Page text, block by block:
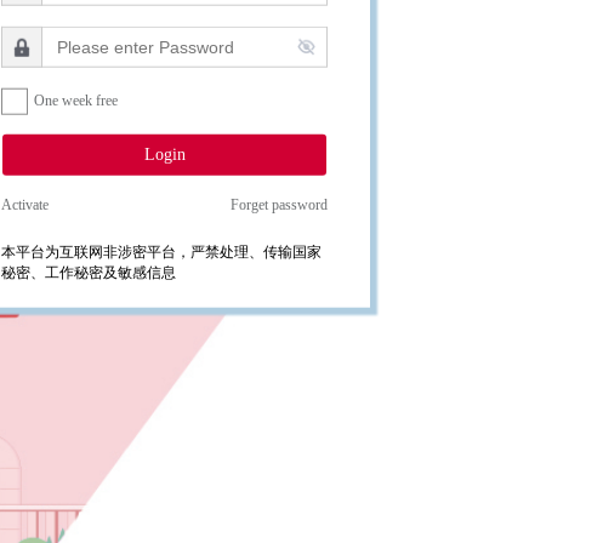
One week free
Login
Activate Forget password
本平台为互联网非涉密平台，严禁处理、传输国家
秘密、工作秘密及敏感信息